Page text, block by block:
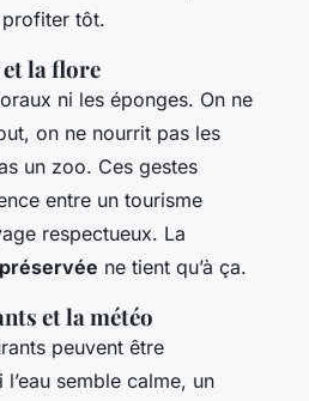
tôt.
et la flore
ni les éponges. On ne
on ne nourrit pas les
un zoo. Ces gestes
entre un tourisme
respectueux. La
ne tient qu’à ça.
et la météo
peuvent être
semble calme, un